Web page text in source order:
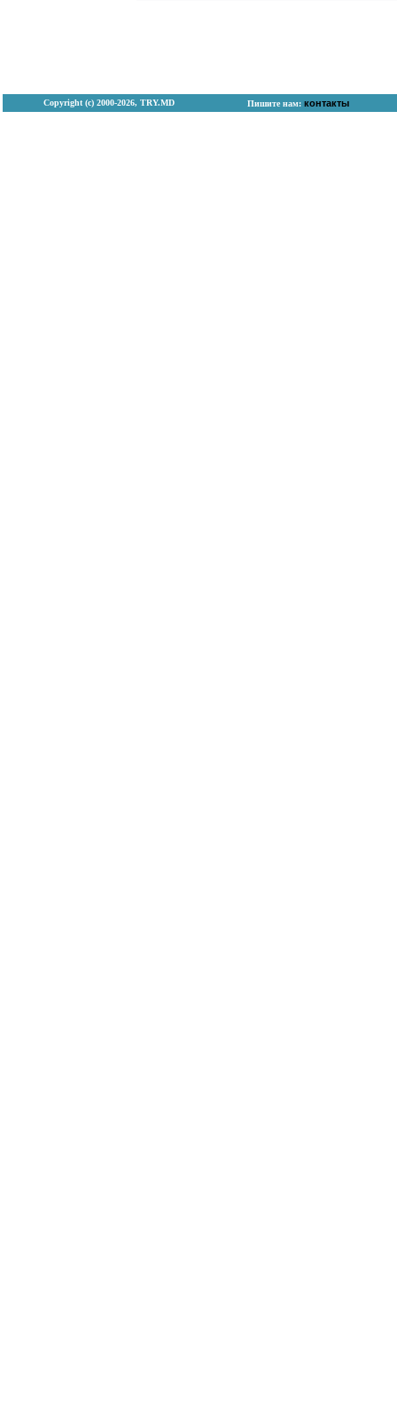
Copyright (с) 2000-2026, TRY.MD Пишите нам: контакты